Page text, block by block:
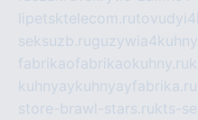
lipetsktelecom.ru
seksuzb.ru
fabrikaofabrikaokuhny.ru
kuhnyaykuhnyayfabrika.ru
store-brawl-stars.rukts-